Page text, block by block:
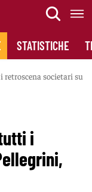
STATISTICHE
retroscena societari su
i